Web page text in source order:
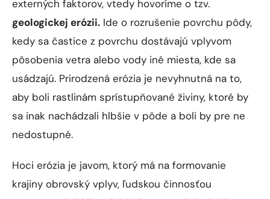
kedy sa častice z povrchu dostávajú vplyvom
pôsobenia vetra alebo vody iné miesta, kde sa
usádzajú. Prirodzená erózia je nevyhnutná na to,
aby boli rastlinám sprístupňované živiny, ktoré by
sa inak nachádzali hlbšie v pôde a boli by pre ne
nedostupné.
Hoci erózia je javom, ktorý má na formovanie
a postupnými klimatickými zmenami dochádza
k tzv.urýchľovaniu pôdnej erózie.Tá už